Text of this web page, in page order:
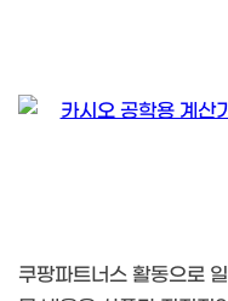
쿠팡파트너스 활동으로